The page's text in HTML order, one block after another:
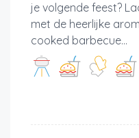
je volgende feest?
met de heerlijke
cooked barbecue...